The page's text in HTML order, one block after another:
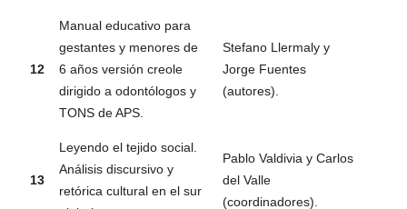
12
Manual educativo para
gestantes y menores de
6 años versión creole
dirigido a odontólogos y
TONS de APS.
Stefano Llermaly y
Jorge Fuentes
(autores).
13
Leyendo el tejido social.
Análisis discursivo y
retórica cultural en el sur
Pablo Valdivia y Carlos
del Valle
(coordinadores).